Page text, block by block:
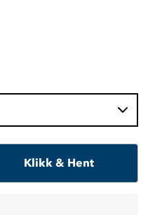
Klikk & Hent